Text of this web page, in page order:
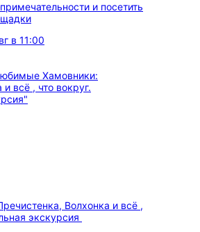
и посетить
в 11:00
Волхонка и всё ,
экскурсия